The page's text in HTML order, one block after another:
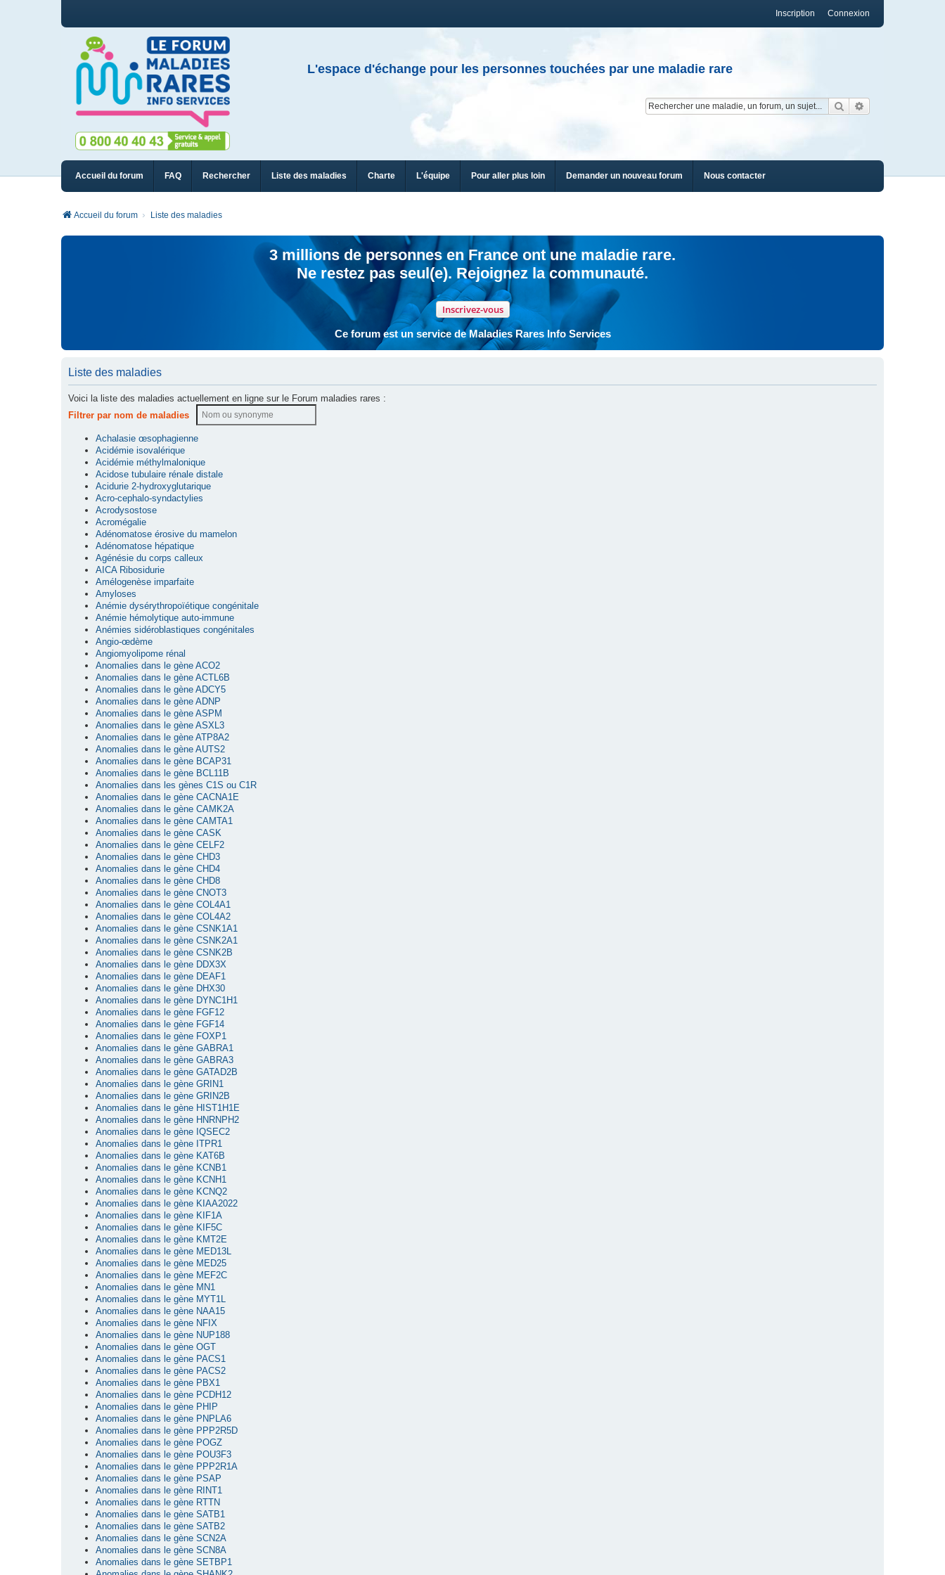
Connexion
Inscription
L'espace d'échange pour les personnes touchées par une maladie rare
Rechercher
Accueil du forum FAQ Rechercher Liste des maladies Charte L'équipe Pour aller plus loin Demander un nouveau forum Nous contacter
Accueil du forum Liste des maladies
3 millions de personnes en France ont une maladie rare.
Ne restez pas seul(e). Rejoignez la communauté.
Inscrivez-vous
Ce forum est un service de Maladies Rares Info Services
Liste des maladies
Voici la liste des maladies actuellement en ligne sur le Forum maladies rares :
Filtrer par nom de maladies
Achalasie œsophagienne
Acidémie isovalérique
Acidémie méthylmalonique
Acidose tubulaire rénale distale
Acidurie 2-hydroxyglutarique
Acro-cephalo-syndactylies
Acrodysostose
Acromégalie
Adénomatose érosive du mamelon
Adénomatose hépatique
Agénésie du corps calleux
AICA Ribosidurie
Amélogenèse imparfaite
Amyloses
Anémie dysérythropoïétique congénitale
Anémie hémolytique auto-immune
Anémies sidéroblastiques congénitales
Angio-œdème
Angiomyolipome rénal
Anomalies dans le gène ACO2
Anomalies dans le gène ACTL6B
Anomalies dans le gène ADCY5
Anomalies dans le gène ADNP
Anomalies dans le gène ASPM
Anomalies dans le gène ASXL3
Anomalies dans le gène ATP8A2
Anomalies dans le gène AUTS2
Anomalies dans le gène BCAP31
Anomalies dans le gène BCL11B
Anomalies dans les gènes C1S ou C1R
Anomalies dans le gène CACNA1E
Anomalies dans le gène CAMK2A
Anomalies dans le gène CAMTA1
Anomalies dans le gène CASK
Anomalies dans le gène CELF2
Anomalies dans le gène CHD3
Anomalies dans le gène CHD4
Anomalies dans le gène CHD8
Anomalies dans le gène CNOT3
Anomalies dans le gène COL4A1
Anomalies dans le gène COL4A2
Anomalies dans le gène CSNK1A1
Anomalies dans le gène CSNK2A1
Anomalies dans le gène CSNK2B
Anomalies dans le gène DDX3X
Anomalies dans le gène DEAF1
Anomalies dans le gène DHX30
Anomalies dans le gène DYNC1H1
Anomalies dans le gène FGF12
Anomalies dans le gène FGF14
Anomalies dans le gène FOXP1
Anomalies dans le gène GABRA1
Anomalies dans le gène GABRA3
Anomalies dans le gène GATAD2B
Anomalies dans le gène GRIN1
Anomalies dans le gène GRIN2B
Anomalies dans le gène HIST1H1E
Anomalies dans le gène HNRNPH2
Anomalies dans le gène IQSEC2
Anomalies dans le gène ITPR1
Anomalies dans le gène KAT6B
Anomalies dans le gène KCNB1
Anomalies dans le gène KCNH1
Anomalies dans le gène KCNQ2
Anomalies dans le gène KIAA2022
Anomalies dans le gène KIF1A
Anomalies dans le gène KIF5C
Anomalies dans le gène KMT2E
Anomalies dans le gène MED13L
Anomalies dans le gène MED25
Anomalies dans le gène MEF2C
Anomalies dans le gène MN1
Anomalies dans le gène MYT1L
Anomalies dans le gène NAA15
Anomalies dans le gène NFIX
Anomalies dans le gène NUP188
Anomalies dans le gène OGT
Anomalies dans le gène PACS1
Anomalies dans le gène PACS2
Anomalies dans le gène PBX1
Anomalies dans le gène PCDH12
Anomalies dans le gène PHIP
Anomalies dans le gène PNPLA6
Anomalies dans le gène PPP2R5D
Anomalies dans le gène POGZ
Anomalies dans le gène POU3F3
Anomalies dans le gène PPP2R1A
Anomalies dans le gène PSAP
Anomalies dans le gène RINT1
Anomalies dans le gène RTTN
Anomalies dans le gène SATB1
Anomalies dans le gène SATB2
Anomalies dans le gène SCN2A
Anomalies dans le gène SCN8A
Anomalies dans le gène SETBP1